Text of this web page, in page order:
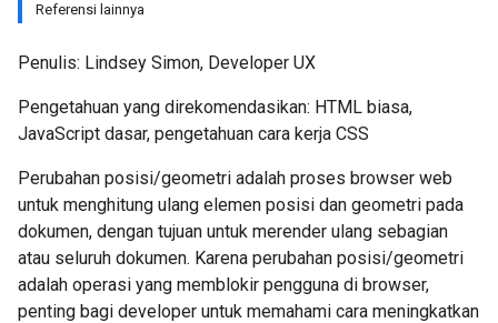
Referensi lainnya
Penulis: Lindsey Simon, Developer UX
Pengetahuan yang direkomendasikan: HTML biasa,
JavaScript dasar, pengetahuan cara kerja CSS
Perubahan posisi/geometri adalah proses browser web
untuk menghitung ulang elemen posisi dan geometri pada
dokumen, dengan tujuan untuk merender ulang sebagian
atau seluruh dokumen. Karena perubahan posisi/geometri
adalah operasi yang memblokir pengguna di browser,
penting bagi developer untuk memahami cara meningkatkan